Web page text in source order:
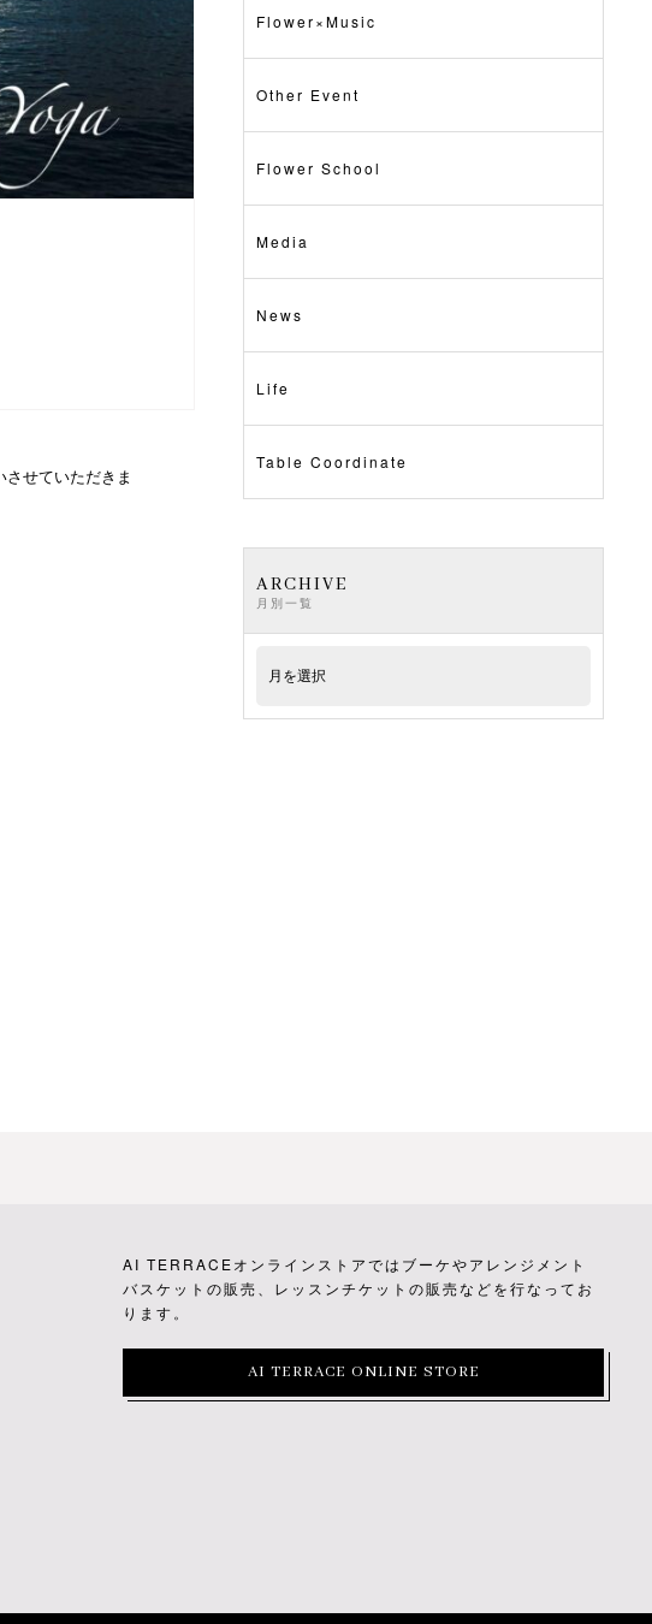
せていただきま
Flower×Music
Other Event
Flower School
Media
News
Life
Table Coordinate
ARCHIVE
月別一覧
AI TERRACEオンラインストアではブーケやアレンジメント
バスケットの販売、レッスンチケットの販売などを行なってお
ります。
AI TERRACE ONLINE STORE